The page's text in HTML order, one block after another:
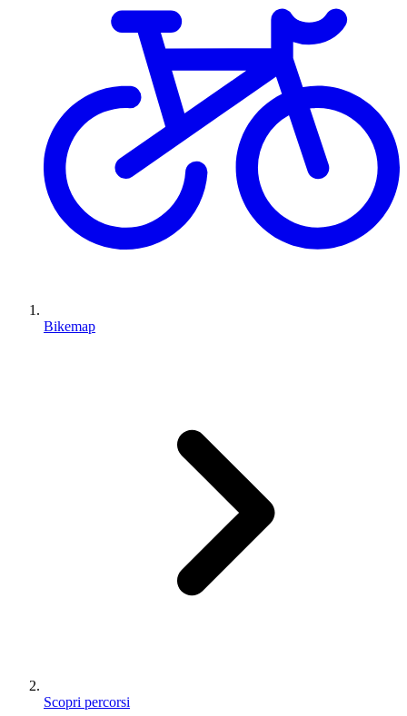
Bikemap
Scopri percorsi